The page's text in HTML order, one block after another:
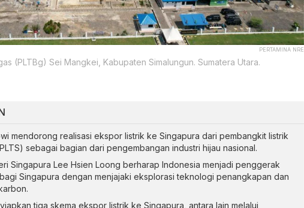
PERTAMINA NRE
(PLTBg) Sei Mangkei, Kabupaten Simalungun. Sumatera Utara.
mendorong realisasi ekspor listrik ke Singapura dari pembangkit listrik
sebagai bagian dari pengembangan industri hijau nasional.
Singapura Lee Hsien Loong berharap Indonesia menjadi penggerak
Singapura dengan menjajaki eksplorasi teknologi penangkapan dan
tiga skema ekspor listrik ke Singapura, antara lain melalui